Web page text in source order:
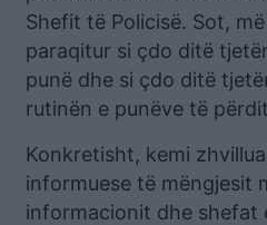
Shefit të Policisë. Sot,
paraqitur si çdo ditë
punë dhe si çdo ditë
rutinën e punëve të
Konkretisht, kemi
informuese të mëngjesit
informacionit dhe shefat